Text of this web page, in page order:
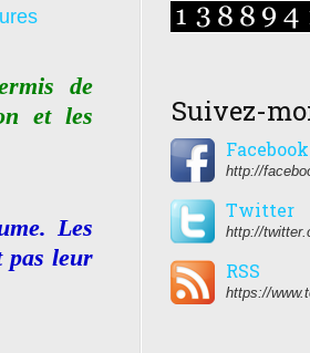
de
et les
Les
pas leur
Suivez-
Facebook
Twitter
http://
RSS
https://